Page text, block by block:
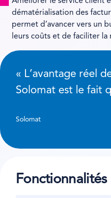
dématérialisation des
permet d’avancer vers un
leurs coûts et de faciliter
« L’avantage réel
Solomat est le fait
Solomat
Fonctionnalités